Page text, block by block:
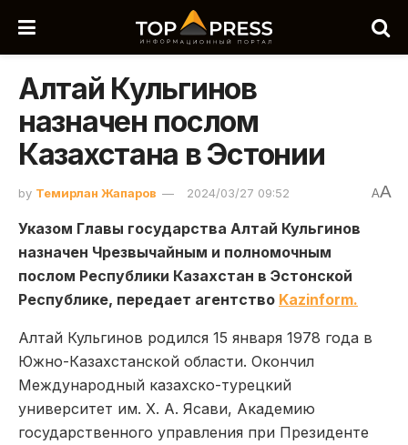
Алтай Кульгинов
назначен послом
Казахстана в Эстонии
by Темирлан Жапаров 2024/03/27 09:52 AA
Указом Главы государства Алтай Кульгинов
назначен Чрезвычайным и полномочным
послом Республики Казахстан в Эстонской
Республике, передает агентство Kazinform.
Алтай Кульгинов родился 15 января 1978 года в
Южно-Казахстанской области. Окончил
Международный казахско-турецкий
университет им. Х. А. Ясави, Академию
государственного управления при Президенте